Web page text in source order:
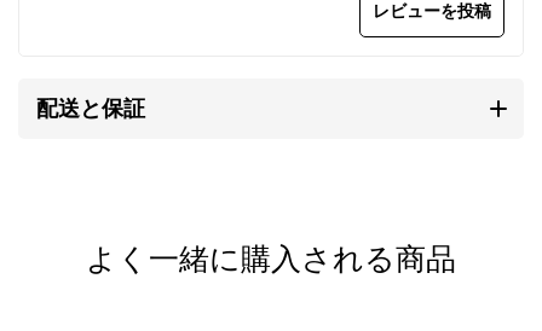
の一つ一つが異なる表情
研磨されていない温かみのある質感、無骨で荒削りな
自然と共存する彼らの作るものには、身近に暮らす動
レビューを投稿
配送と保証
よく一緒に購入される商品